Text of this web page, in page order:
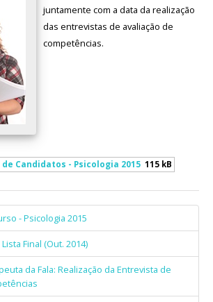
juntamente com a data da realização
das entrevistas de avaliação de
competências.
Candidatos - Psicologia 2015 115 kB
- Psicologia 2015
Final (Out. 2014)
da Fala: Realização da Entrevista de